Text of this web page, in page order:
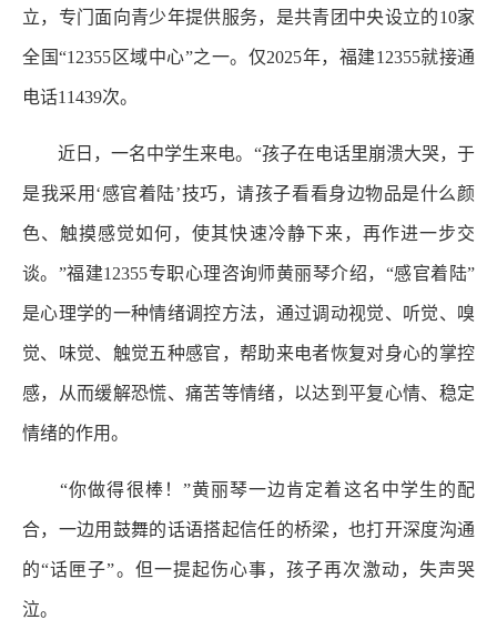
立，专门面向青少年提供服务，是共青团中央设立的10家
全国“12355区域中心”之一。仅2025年，福建12355就接通
电话11439次。
近日，一名中学生来电。“孩子在电话里崩溃大哭，于
是我采用‘感官着陆’技巧，请孩子看看身边物品是什么颜
色、触摸感觉如何，使其快速冷静下来，再作进一步交
谈。”福建12355专职心理咨询师黄丽琴介绍，“感官着陆”
是心理学的一种情绪调控方法，通过调动视觉、听觉、嗅
觉、味觉、触觉五种感官，帮助来电者恢复对身心的掌控
感，从而缓解恐慌、痛苦等情绪，以达到平复心情、稳定
情绪的作用。
“你做得很棒！”黄丽琴一边肯定着这名中学生的配
合，一边用鼓舞的话语搭起信任的桥梁，也打开深度沟通
的“话匣子”。但一提起伤心事，孩子再次激动，失声哭
泣。